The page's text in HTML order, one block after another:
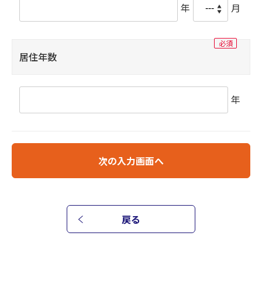
年 月
居住年数
年
次の入力画面へ
戻る